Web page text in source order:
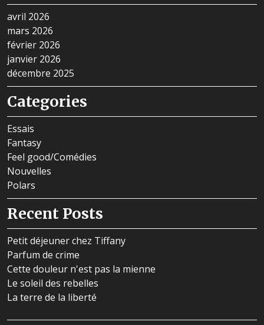
avril 2026
mars 2026
février 2026
janvier 2026
décembre 2025
Categories
Essais
Fantasy
Feel good/Comédies
Nouvelles
Polars
Recent Posts
Petit déjeuner chez Tiffany
Parfum de crime
Cette douleur n'est pas la mienne
Le soleil des rebelles
La terre de la liberté